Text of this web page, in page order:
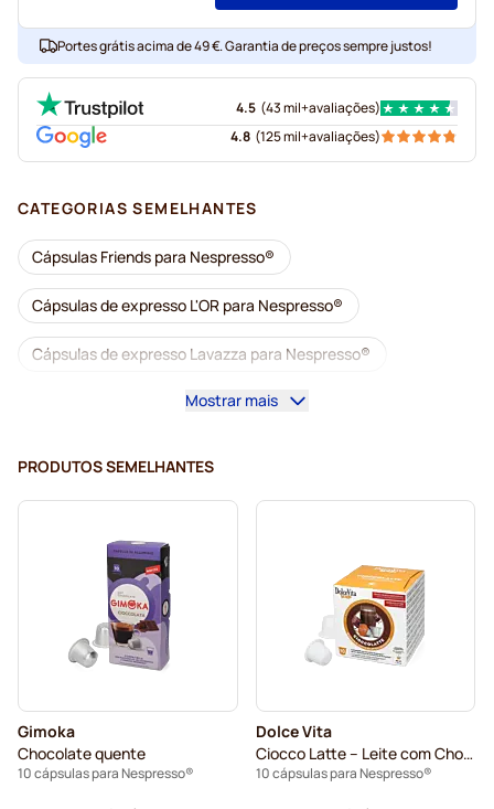
Portes grátis acima de 49 €. Garantia de preços sempre justos!
4.5 (43 mil+avaliações)
4.8 (125 mil+avaliações)
CATEGORIAS SEMELHANTES
Cápsulas Friends para Nespresso®
Cápsulas de expresso L'OR para Nespresso®
Cápsulas de expresso Lavazza para Nespresso®
Starbucks by Nespresso® Para Nespresso®
Cápsulas Lungo para Nespresso®
Lavazza para Nespresso
Cápsulas de café illy para Nespresso®
Cápsulas Café Royal para Nespresso®
Complementos para café para Nespresso®
Mostrar mais
PRODUTOS SEMELHANTES
Gimoka
Chocolate quente
10 cápsulas para Nespresso®
Dolce Vita
Ciocco Latte – Leite com Chocolate
10 cápsulas para Nespresso®